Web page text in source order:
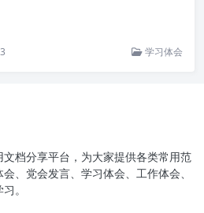
学习体会
档分享平台，为大家提供各类常用范
、党会发言、学习体会、工作体会、
。